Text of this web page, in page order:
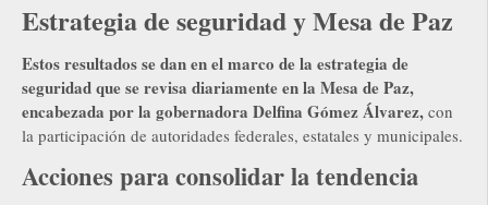
Estrategia de seguridad y Mesa de Paz
Estos resultados se dan en el marco de la estrategia de
seguridad que se revisa diariamente en la Mesa de Paz,
encabezada por la gobernadora Delfina Gómez Álvarez, con
la participación de autoridades federales, estatales y municipales.
Acciones para consolidar la tendencia